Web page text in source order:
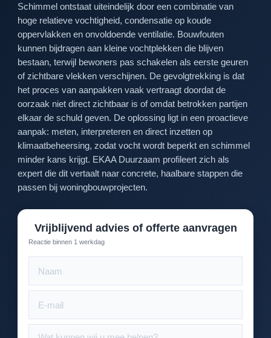
Schimmel ontstaat uiteindelijk door een combinatie van
hoge relatieve vochtigheid, condensatie op koude
oppervlakken en onvoldoende ventilatie. Bouwfouten
kunnen bijdragen aan kleine vochtplekken die blijven
bestaan, terwijl bewoners pas schakelen als eerste geuren
of zichtbare vlekken verschijnen. De gevolgtrekking is dat
het proces van aanpakken vaak vertraagt doordat de
oorzaak niet direct zichtbaar is of omdat betrokken partijen
elkaar de schuld geven. De oplossing ligt in een proactieve
aanpak: meten, interpreteren en direct inzetten op
klimaatbeheersing, zodat vocht wordt beperkt en schimmel
minder kans krijgt. EKAA Duurzaam profileert zich als
expert die dit vertaalt naar concrete, haalbare stappen die
passen bij woningbouwprojecten.
Vrijblijvend advies of offerte aanvragen
Reactie binnen 1 werkdag